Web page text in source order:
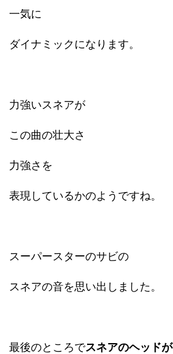
一気に
ダイナミックになります。
力強いスネアが
この曲の壮大さ
力強さを
表現しているかのようですね。
スーパースターのサビの
スネアの音を思い出しました。
最後のところでスネアのヘッドが